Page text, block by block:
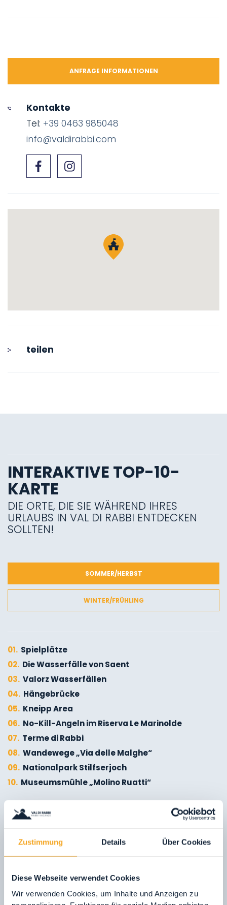
Zustimmung Details Über Cookies
Diese Webseite verwendet Cookies
Wir verwenden Cookies, um Inhalte und Anzeigen zu
ANFRAGE INFORMATIONEN
Kontakte
Tel: +39 0463 985048
info@valdirabbi.com
teilen
INTERAKTIVE TOP-10-
KARTE
DIE ORTE, DIE SIE WÄHREND IHRES
URLAUBS IN VAL DI RABBI ENTDECKEN
SOLLTEN!
SOMMER/HERBST
WINTER/FRÜHLING
01. Spielplätze
02. Die Wasserfälle von Saent
03. Valorz Wasserfällen
04. Hängebrücke
05. Kneipp Area
06. No-Kill-Angeln im Riserva Le Marinolde
07. Terme di Rabbi
08. Wandewege „Via delle Malghe“
09. Nationalpark Stilfserjoch
10. Museumsmühle „Molino Ruatti“
01.Winterwandern
03.Schlittenfahren
05.Wasserfälle von Saent
06.Wasserfälle von Valorz
01. Spielplätze
Kinder wollen spielen: